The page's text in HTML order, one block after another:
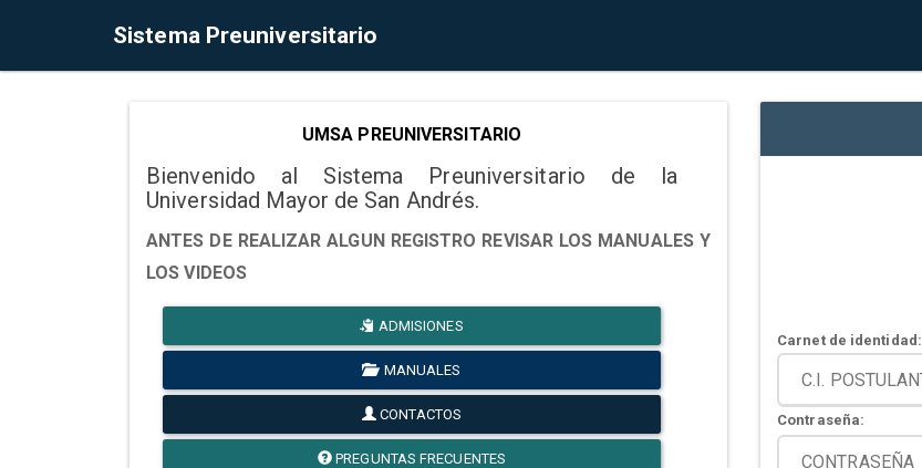
Sistema Preuniversitario
UMSA PREUNIVERSITARIO
Bienvenido al Sistema Preuniversitario de la
Universidad Mayor de San Andrés.
ANTES DE REALIZAR ALGUN REGISTRO REVISAR LOS MANUALES Y
LOS VIDEOS
ADMISIONES
MANUALES
CONTACTOS
PREGUNTAS FRECUENTES
Carnet de identidad:
Contraseña: